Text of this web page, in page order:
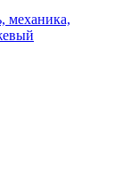
механика,